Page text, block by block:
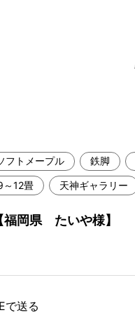
営店
新宿ギャラリー
【アウトレット取扱店】
フトメープル 鉄脚
～12畳 天神ギャラリー
福岡県 たいや様】
で送る